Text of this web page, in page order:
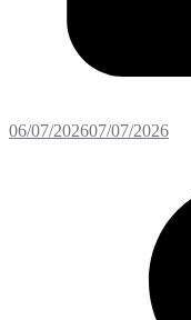
06/07/202607/07/2026